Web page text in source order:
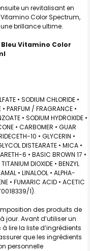
un revitalisant en
Color Spectrum,
brillance ultime.
Vitamino Color
• SODIUM CHLORIDE •
PARFUM / FRAGRANCE •
• SODIUM HYDROXIDE •
• CARBOMER • GUAR
10 • GLYCERIN •
DISTEARATE • MICA •
6 • BASIC BROWN 17 •
DIOXIDE • BENZYL
• LINALOOL • ALPHA-
• FUMARIC ACID • ACETIC
1).
des produits de
jour. Avant d’utiliser un
lire la liste d’ingrédients
que les ingrédients
personnelle